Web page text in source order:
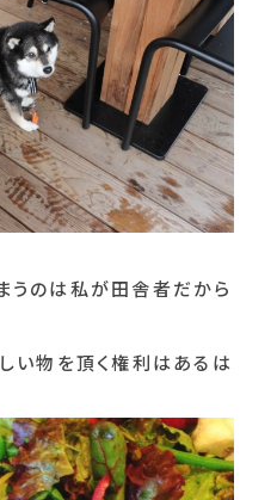
うのは私が田舎者だから
い物を頂く権利はあるは